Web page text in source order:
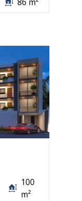
100
m²